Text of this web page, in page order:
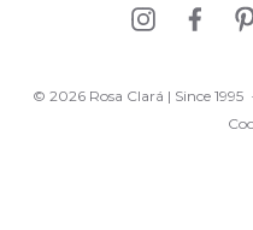
© 2026 Rosa Clará | Since 1995 ·